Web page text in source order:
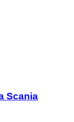
Scania